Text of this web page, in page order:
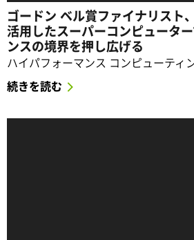
ゴードン ベル賞ファイナリスト
活用したスーパーコンピュータ
ンスの境界を押し広げる
ハイパフォーマンス コンピューティ
続きを読む